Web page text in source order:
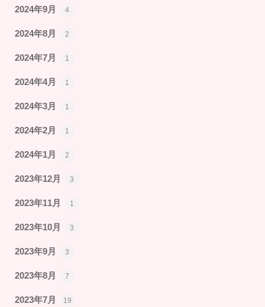
2024年9月 4
2024年8月 2
2024年7月 1
2024年4月 1
2024年3月 1
2024年2月 1
2024年1月 2
2023年12月 3
2023年11月 1
2023年10月 3
2023年9月 3
2023年8月 7
2023年7月 19